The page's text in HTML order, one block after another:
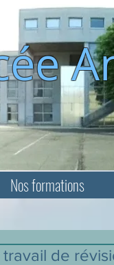
Nos formations
de